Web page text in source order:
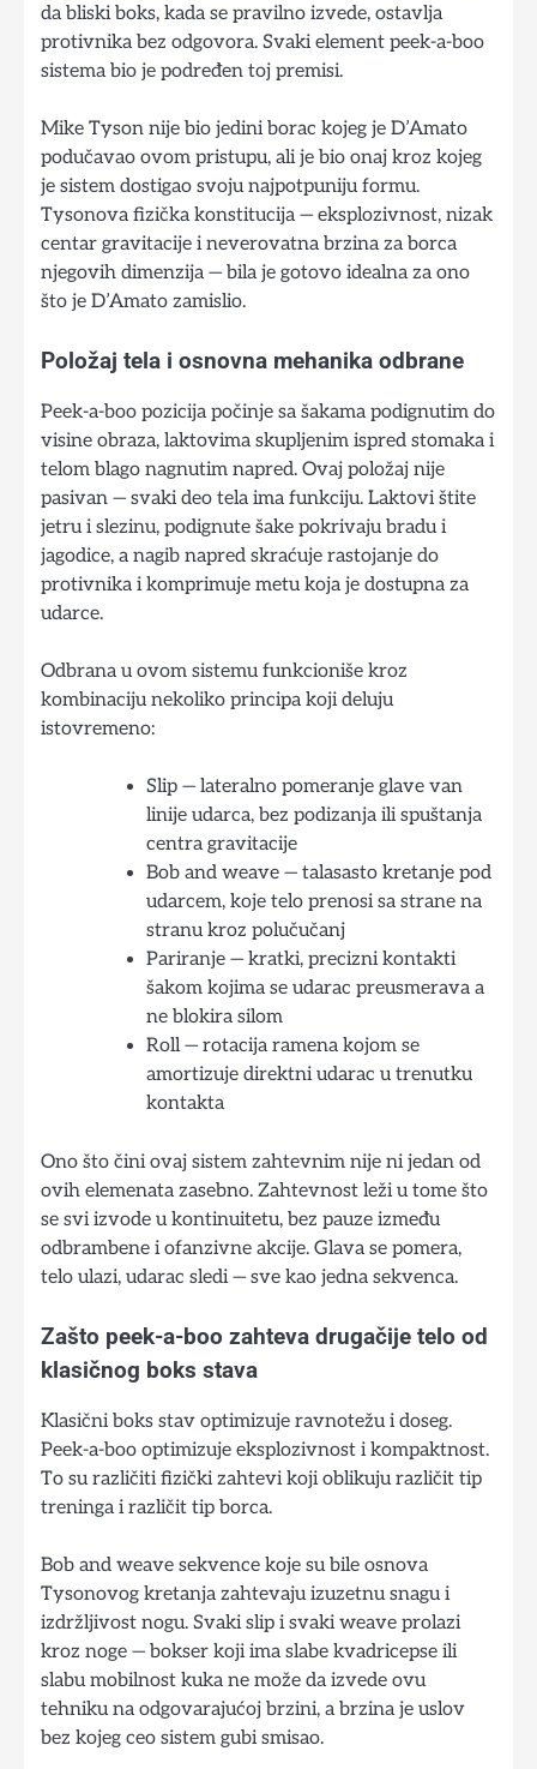
da bliski boks, kada se pravilno izvede, ostavlja
protivnika bez odgovora. Svaki element peek-a-boo
sistema bio je podređen toj premisi.
Mike Tyson nije bio jedini borac kojeg je D’Amato
podučavao ovom pristupu, ali je bio onaj kroz kojeg
je sistem dostigao svoju najpotpuniju formu.
Tysonova fizička konstitucija — eksplozivnost, nizak
centar gravitacije i neverovatna brzina za borca
njegovih dimenzija — bila je gotovo idealna za ono
što je D’Amato zamislio.
Položaj tela i osnovna mehanika odbrane
Peek-a-boo pozicija počinje sa šakama podignutim do
visine obraza, laktovima skupljenim ispred stomaka i
telom blago nagnutim napred. Ovaj položaj nije
pasivan — svaki deo tela ima funkciju. Laktovi štite
jetru i slezinu, podignute šake pokrivaju bradu i
jagodice, a nagib napred skraćuje rastojanje do
protivnika i komprimuje metu koja je dostupna za
udarce.
Odbrana u ovom sistemu funkcioniše kroz
kombinaciju nekoliko principa koji deluju
istovremeno:
Slip — lateralno pomeranje glave van
linije udarca, bez podizanja ili spuštanja
centra gravitacije
Bob and weave — talasasto kretanje pod
udarcem, koje telo prenosi sa strane na
stranu kroz polučučanj
Pariranje — kratki, precizni kontakti
šakom kojima se udarac preusmerava a
ne blokira silom
Roll — rotacija ramena kojom se
amortizuje direktni udarac u trenutku
kontakta
Ono što čini ovaj sistem zahtevnim nije ni jedan od
ovih elemenata zasebno. Zahtevnost leži u tome što
se svi izvode u kontinuitetu, bez pauze između
odbrambene i ofanzivne akcije. Glava se pomera,
telo ulazi, udarac sledi — sve kao jedna sekvenca.
Zašto peek-a-boo zahteva drugačije telo od
klasičnog boks stava
Klasični boks stav optimizuje ravnotežu i doseg.
Peek-a-boo optimizuje eksplozivnost i kompaktnost.
To su različiti fizički zahtevi koji oblikuju različit tip
treninga i različit tip borca.
Bob and weave sekvence koje su bile osnova
Tysonovog kretanja zahtevaju izuzetnu snagu i
izdržljivost nogu. Svaki slip i svaki weave prolazi
kroz noge — bokser koji ima slabe kvadricepse ili
slabu mobilnost kuka ne može da izvede ovu
tehniku na odgovarajućoj brzini, a brzina je uslov
bez kojeg ceo sistem gubi smisao.